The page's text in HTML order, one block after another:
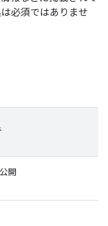
必須ではありませ
開